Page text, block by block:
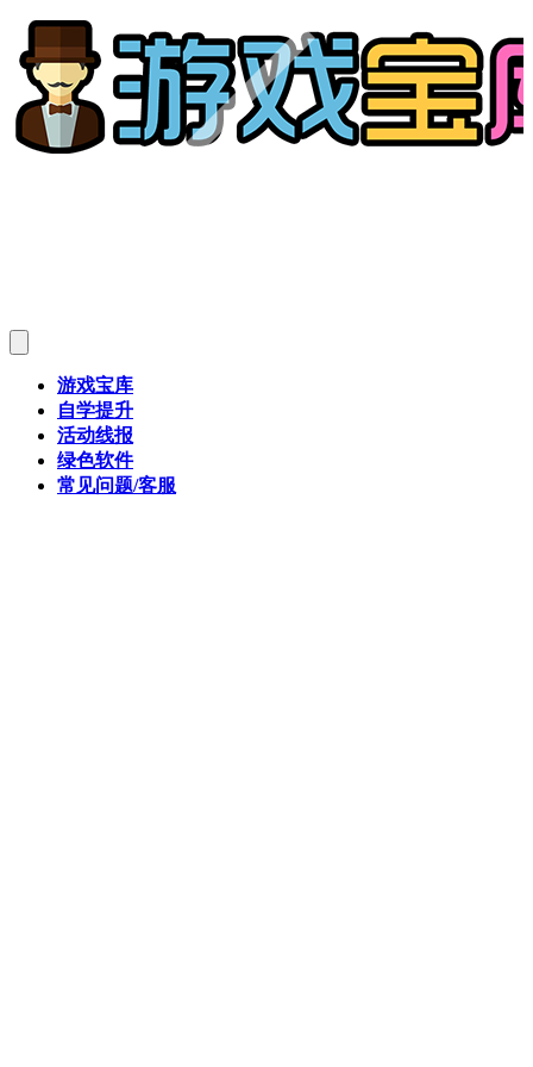
游戏宝库
自学提升
活动线报
绿色软件
常见问题/客服